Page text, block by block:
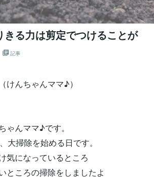
きる力は剪定でつけることが
記事
けんちゃんママ♪）
ゃんママ♪です。
大掃除を始める日です。
気になっているところ
ところの掃除をしましたよ